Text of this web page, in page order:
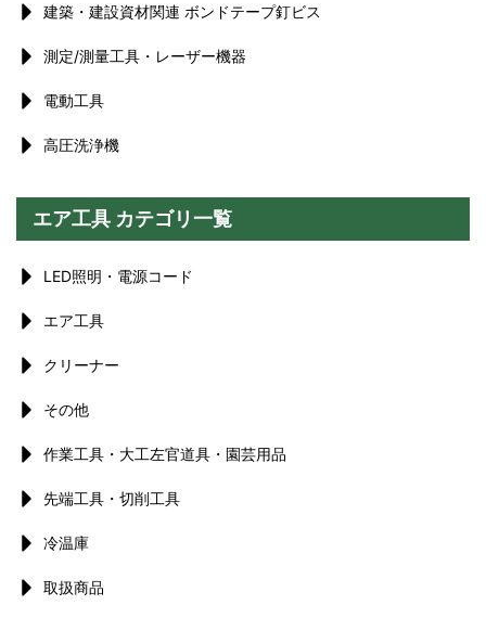
建築・建設資材関連 ボンドテープ釘ビス
測定/測量工具・レーザー機器
電動工具
高圧洗浄機
エア工具 カテゴリ一覧
LED照明・電源コード
エア工具
クリーナー
その他
作業工具・大工左官道具・園芸用品
先端工具・切削工具
冷温庫
取扱商品